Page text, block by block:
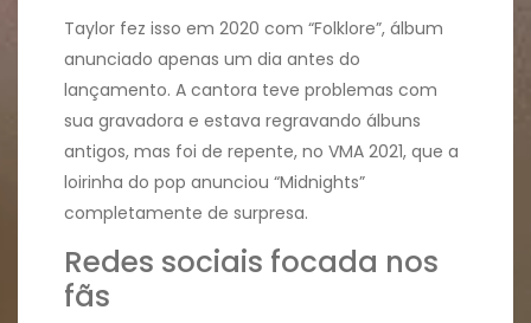
Taylor fez isso em 2020 com “Folklore”, álbum
anunciado apenas um dia antes do
lançamento. A cantora teve problemas com
sua gravadora e estava regravando álbuns
antigos, mas foi de repente, no VMA 2021, que a
loirinha do pop anunciou “Midnights”
completamente de surpresa.
Redes sociais focada nos
fãs